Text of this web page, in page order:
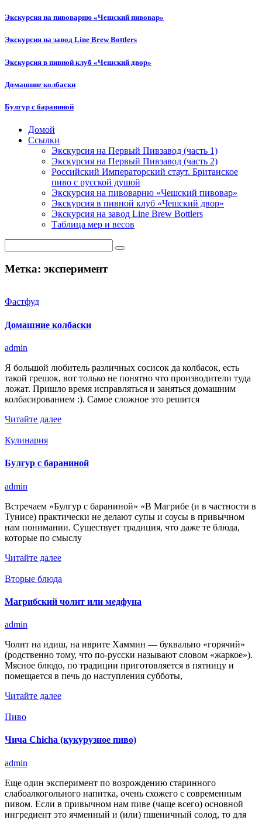
Экскурсия на пивоварню «Чешский пивовар»
Экскурсия на завод Line Brew Bottlers
Экскурсия в пивной клуб «Чешский двор»
Домашние колбаски
Булгур с бараниной
semenych.info
Домой
Ссылки
Экскурсия на Первый Пивзавод (часть 1)
Экскурсия на Первый Пивзавод (часть 2)
Российский Императорский стаут. Британское
пиво с русской душой
Экскурсия на пивоварню «Чешский пивовар»
Экскурсия в пивной клуб «Чешский двор»
Экскурсия на завод Line Brew Bottlers
Таблица мер и весов
Метка: эксперимент
Фастфуд
Домашние колбаски
admin
Я большой любитель различных сосисок да колбасок, есть
такой грешок, вот только не понятно что производители туда
ложат. Пришло время исправляться и заняться домашним
колбасированием :). Самое сложное это решится
Читайте далее
Кулинария
Булгур с бараниной
admin
Встречаем «Булгур с бараниной» «В Магрибе (и в частности в
Тунисе) практически не делают супы и соусы в привычном
нам понимании. Существует традиция, что даже те блюда,
которые по смыслу
Читайте далее
Вторые блюда
Магрибский чолнт или медфуна
admin
Чолнт на идиш, на иврите Хаммин — буквально «горячий»
(родственно тому, что по-русски называют словом «жаркое»).
Мясное блюдо, по традиции приготовляется в пятницу и
помещается в печь до наступления субботы,
Читайте далее
Пиво
Чича Chicha (кукурузное пиво)
admin
Еще один эксперимент по возрождению старинного
слабоалкогольного напитка, очень схожего с современным
пивом. Если в привычном нам пиве (чаще всего) основной
ингредиент это ячменный и (или) пшеничный солод, то для